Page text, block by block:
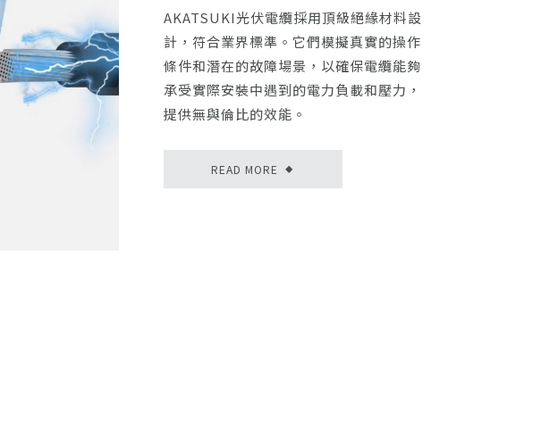
AKATSUKI光伏電纜採用頂級絕緣材料設
計，符合業界標準。它們模擬真實的操作
條件和潛在的故障場景，以確保電纜能夠
承受實際安裝中遇到的電力負載和壓力，
提供無與倫比的效能。
READ MORE ◆